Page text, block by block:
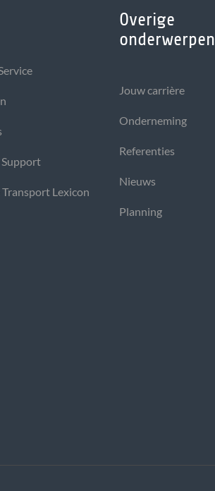
Support
Lexicon
Overige
onderwerpen
Jouw carrière
Onderneming
Referenties
Nieuws
Planning